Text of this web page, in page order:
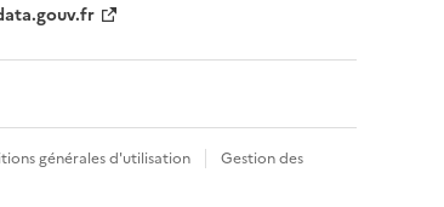
générales d'utilisation
Gestion des